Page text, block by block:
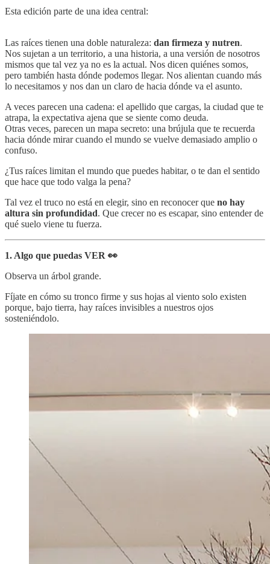
Esta edición parte de una idea central:
Las raíces tienen una doble naturaleza: dan firmeza y nutren.
Nos sujetan a un territorio, a una historia, a una versión de nosotros
mismos que tal vez ya no es la actual. Nos dicen quiénes somos,
pero también hasta dónde podemos llegar. Nos alientan cuando más
lo necesitamos y nos dan un claro de hacia dónde va el asunto.
A veces parecen una cadena: el apellido que cargas, la ciudad que te
atrapa, la expectativa ajena que se siente como deuda.
Otras veces, parecen un mapa secreto: una brújula que te recuerda
hacia dónde mirar cuando el mundo se vuelve demasiado amplio o
confuso.
¿Tus raíces limitan el mundo que puedes habitar, o te dan el sentido
que hace que todo valga la pena?
Tal vez el truco no está en elegir, sino en reconocer que no hay
altura sin profundidad. Que crecer no es escapar, sino entender de
qué suelo viene tu fuerza.
1. Algo que puedas VER 👀
Observa un árbol grande.
Fíjate en cómo su tronco firme y sus hojas al viento solo existen
porque, bajo tierra, hay raíces invisibles a nuestros ojos
sosteniéndolo.